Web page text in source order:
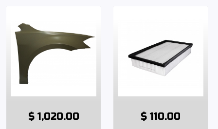
$ 1,020.00 $ 110.00